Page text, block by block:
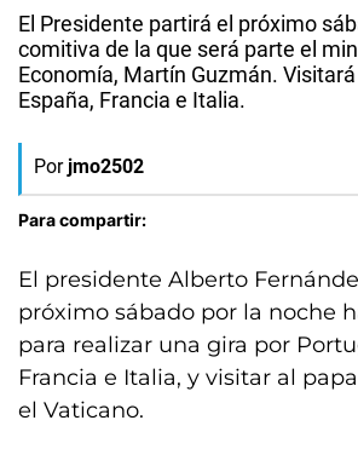
El Presidente partirá el próximo
comitiva de la que será parte el
Economía, Martín Guzmán.
España, Francia e Italia.
Por jmo2502
Para compartir:
El presidente Alberto
próximo sábado por la noche
para realizar una gira por
Francia e Italia, y visitar al
el Vaticano.